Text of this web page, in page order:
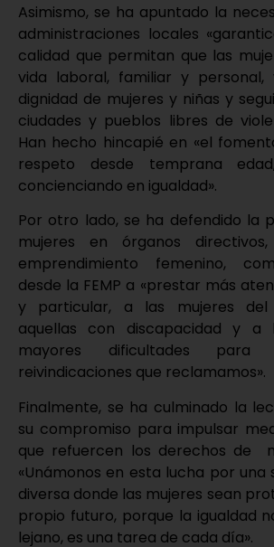
Asimismo, se ha apuntado la
administraciones locales
calidad que permitan que las
vida laboral, familiar y
dignidad de mujeres y niñas y
ciudades y pueblos libres de
Han hecho hincapié en «el
respeto desde temprana
concienciando en igualdad».
Por otro lado, se ha defendido la
mujeres en órganos
emprendimiento femenino,
desde la FEMP a «prestar más
y particular, a las mujeres del
aquellas con discapacidad y a
mayores dificultades para
reivindicaciones que reclamamos».
Finalmente, se ha culminado la
su compromiso para impulsar
que refuercen los derechos de
«Unámonos en esta lucha por una
diversa donde las mujeres sean
propio futuro, porque la igualdad
lejano, es una tarea de cada día».